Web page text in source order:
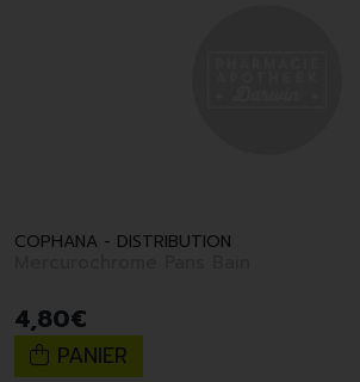
COPHANA - DISTRIBUTION
4,80€
PANIER